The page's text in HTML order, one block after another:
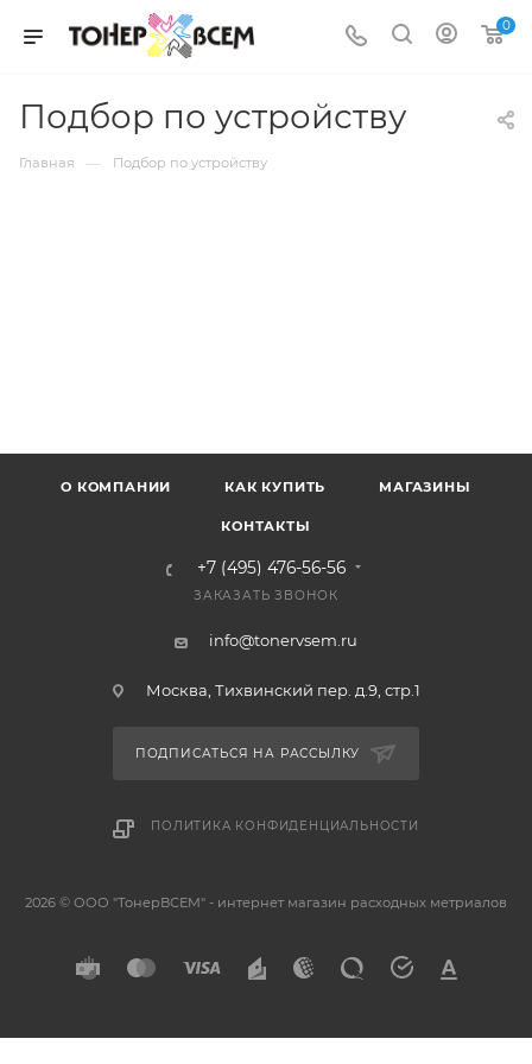
0
Подбор по устройству
Главная — Подбор по устройству
О КОМПАНИИ КАК КУПИТЬ МАГАЗИНЫ
КОНТАКТЫ
+7 (495) 476-56-56
ЗАКАЗАТЬ ЗВОНОК
info@tonervsem.ru
Москва, Тихвинский пер. д.9, стр.1
ПОДПИСАТЬСЯ НА РАССЫЛКУ
ПОЛИТИКА КОНФИДЕНЦИАЛЬНОСТИ
2026 © ООО "ТонерВСЕМ" - интернет магазин расходных метриалов